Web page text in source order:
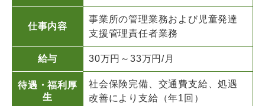
仕事内容
事業所の管理業務および児童発達
支援管理責任者業務
給与 30万円～33万円/月
待遇・福利厚
生
社会保険完備、交通費支給、処遇
改善により支給（年1回）